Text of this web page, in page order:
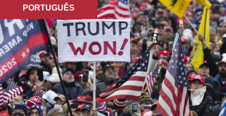
PORTUGUÊS